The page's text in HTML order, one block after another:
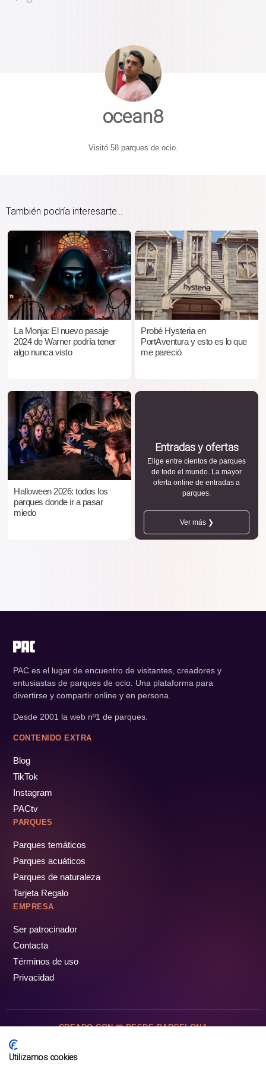
ocean8
Visitó 58 parques de ocio.
También podría interesarte...
La Monja: El nuevo pasaje
2024 de Warner podría tener
algo nunca visto
Probé Hysteria en
PortAventura y esto es lo que
me pareció
Halloween 2026: todos los
parques donde ir a pasar
miedo
Entradas y ofertas
Elige entre cientos de parques
de todo el mundo. La mayor
oferta online de entradas a
parques.
Ver más ❯
PAC es el lugar de encuentro de visitantes, creadores y
entusiastas de parques de ocio. Una plataforma para
divertirse y compartir online y en persona.
Desde 2001 la web nº1 de parques.
CONTENIDO EXTRA
Blog
TikTok
Instagram
PACtv
PARQUES
Parques temáticos
Parques acuáticos
Parques de naturaleza
Tarjeta Regalo
EMPRESA
Ser patrocinador
Contacta
Términos de uso
Privacidad
CREADO CON DESDE BARCELONA
Utilizamos cookies